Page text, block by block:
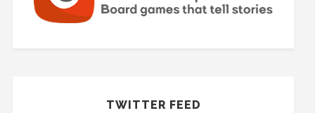
TWITTER FEED